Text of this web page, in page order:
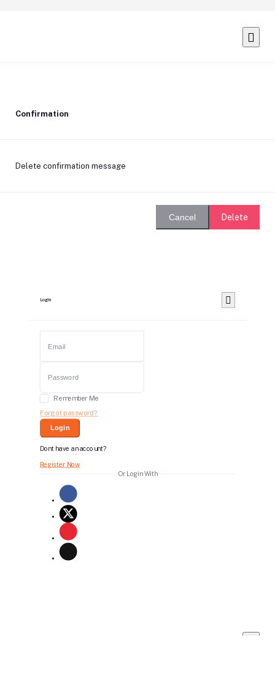
Confirmation
Delete confirmation message
Cancel Delete
Login
Remember Me
Forgot password?
Login
Dont have an account?
Register Now
Or Login With